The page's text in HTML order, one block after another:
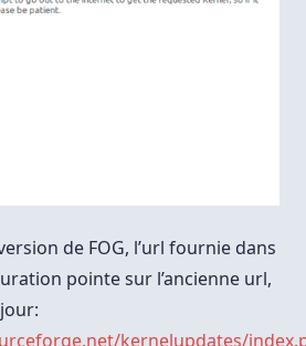
de FOG, l’url fournie dans
pointe sur l’ancienne url,
kernelupdates/